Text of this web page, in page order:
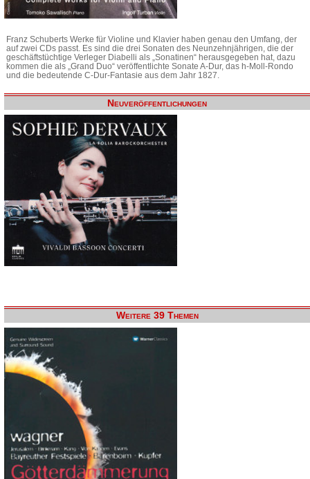
Franz Schuberts Werke für Violine und Klavier haben genau den Umfang, der
auf zwei CDs passt. Es sind die drei Sonaten des Neunzehnjährigen, die der
geschäftstüchtige Verleger Diabelli als „Sonatinen“ herausgegeben hat, dazu
kommen die als „Grand Duo“ veröffentlichte Sonate A-Dur, das h-Moll-Rondo
und die bedeutende C-Dur-Fantasie aus dem Jahr 1827.
Neuveröffentlichungen
Weitere 39 Themen